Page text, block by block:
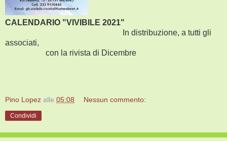
CALENDARIO "VIVIBILE 2021"
In distribuzione, a tutti gli
associati,
con la rivista di Dicembre
Pino Lopez alle 05:08 Nessun commento:
Condividi